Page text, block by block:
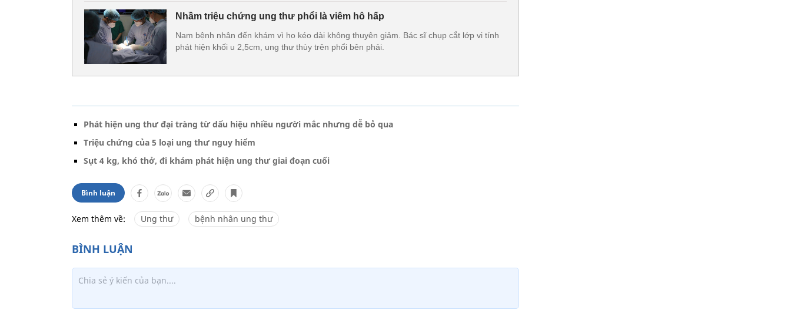
Nhầm triệu chứng ung thư phổi là viêm hô hấp
Nam bệnh nhân đến khám vì ho kéo dài không thuyên giảm. Bác sĩ chụp cắt lớp vi tính
phát hiện khối u 2,5cm, ung thư thùy trên phổi bên phải.
Phát hiện ung thư đại tràng từ dấu hiệu nhiều người mắc nhưng dễ bỏ qua
Triệu chứng của 5 loại ung thư nguy hiểm
Sụt 4 kg, khó thở, đi khám phát hiện ung thư giai đoạn cuối
Bình luận
Xem thêm về: Ung thư bệnh nhân ung thư